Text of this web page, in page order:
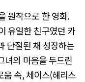
원작으로 한 영화.
유일한 친구였던 카
단절된 채 성장하는
녀의 마음을 두드린
움 속, 체이스(해리스